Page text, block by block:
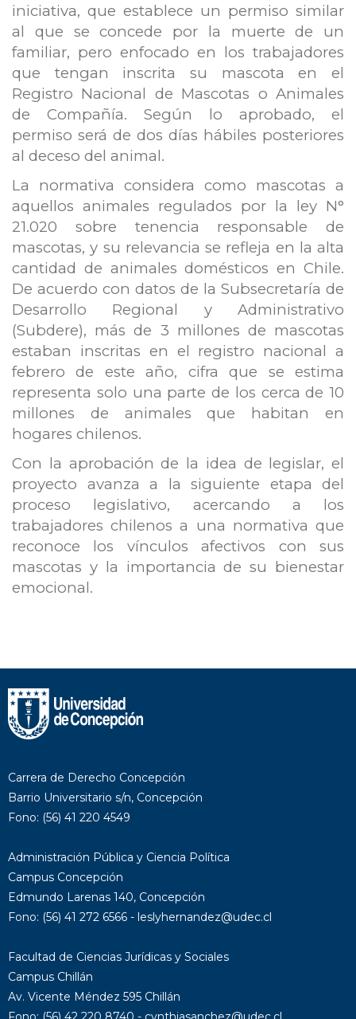
iniciativa, que establece un permiso similar
al que se concede por la muerte de un
familiar, pero enfocado en los trabajadores
que tengan inscrita su mascota en el
Registro Nacional de Mascotas o Animales
de Compañía. Según lo aprobado, el
permiso será de dos días hábiles posteriores
al deceso del animal.
La normativa considera como mascotas a
aquellos animales regulados por la ley N°
21.020 sobre tenencia responsable de
mascotas, y su relevancia se refleja en la alta
cantidad de animales domésticos en Chile.
De acuerdo con datos de la Subsecretaría de
Desarrollo Regional y Administrativo
(Subdere), más de 3 millones de mascotas
estaban inscritas en el registro nacional a
febrero de este año, cifra que se estima
representa solo una parte de los cerca de 10
millones de animales que habitan en
hogares chilenos.
Con la aprobación de la idea de legislar, el
proyecto avanza a la siguiente etapa del
proceso legislativo, acercando a los
trabajadores chilenos a una normativa que
reconoce los vínculos afectivos con sus
mascotas y la importancia de su bienestar
emocional.
Carrera de Derecho Concepción
Barrio Universitario s/n, Concepción
Fono: (56) 41 220 4549
Administración Pública y Ciencia Política
Campus Concepción
Edmundo Larenas 140, Concepción
Fono: (56) 41 272 6566 - leslyhernandez@udec.cl
Facultad de Ciencias Jurídicas y Sociales
Campus Chillán
Av. Vicente Méndez 595 Chillán